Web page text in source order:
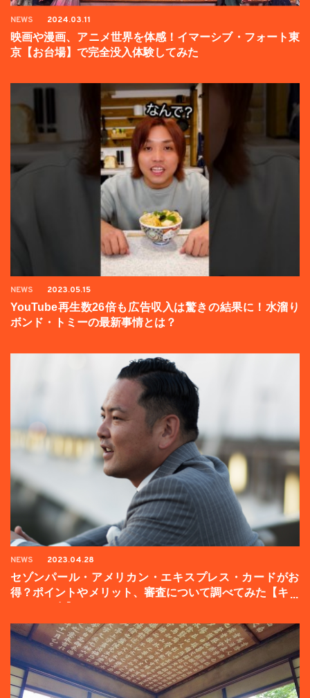
NEWS 2024.03.11
映画や漫画、アニメ世界を体感！イマーシブ・フォート東
京【お台場】で完全没入体験してみた
NEWS 2023.05.15
YouTube再生数26倍も広告収入は驚きの結果に！水溜り
ボンド・トミーの最新事情とは？
NEWS 2023.04.28
セゾンパール・アメリカン・エキスプレス・カードがお
得？ポイントやメリット、審査について調べてみた【キャ